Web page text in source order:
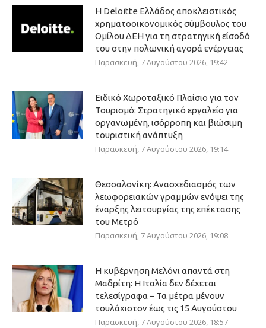
Η Deloitte Ελλάδος αποκλειστικός
χρηματοοικονομικός σύμβουλος του
Ομίλου ΔΕΗ για τη στρατηγική είσοδό
του στην πολωνική αγορά ενέργειας
Παρασκευή, 7 Αυγούστου 2026, 19:42
Ειδικό Χωροταξικό Πλαίσιο για τον
Τουρισμό: Στρατηγικό εργαλείο για
οργανωμένη, ισόρροπη και βιώσιμη
τουριστική ανάπτυξη
Παρασκευή, 7 Αυγούστου 2026, 19:14
Θεσσαλονίκη: Ανασχεδιασμός των
λεωφορειακών γραμμών ενόψει της
έναρξης λειτουργίας της επέκτασης
του Μετρό
Παρασκευή, 7 Αυγούστου 2026, 19:08
Η κυβέρνηση Μελόνι απαντά στη
Μαδρίτη: Η Ιταλία δεν δέχεται
τελεσίγραφα – Τα μέτρα μένουν
τουλάχιστον έως τις 15 Αυγούστου
Παρασκευή, 7 Αυγούστου 2026, 18:57